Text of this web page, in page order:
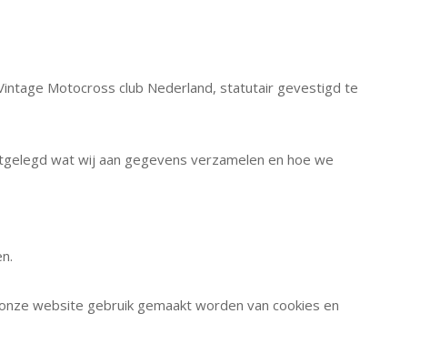
Motocross club Nederland, statutair gevestigd te
wat wij aan gegevens verzamelen en hoe we
website gebruik gemaakt worden van cookies en